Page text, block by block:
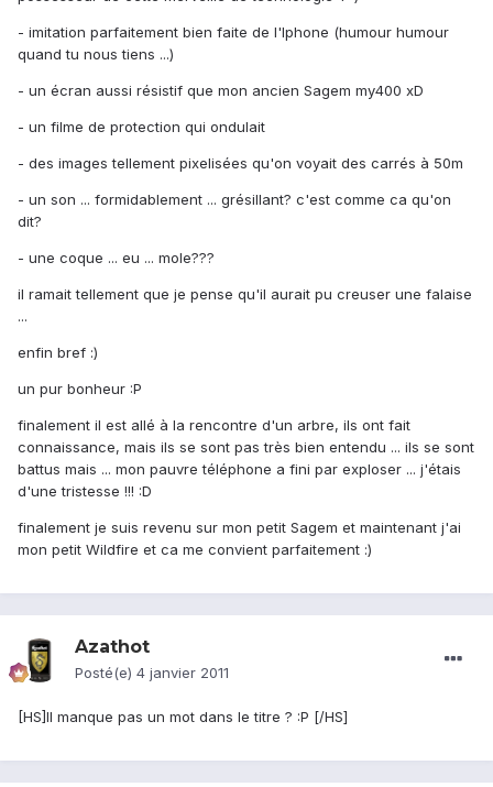
- imitation parfaitement bien faite de l'Iphone (humour humour
quand tu nous tiens ...)
- un écran aussi résistif que mon ancien Sagem my400 xD
- un filme de protection qui ondulait
- des images tellement pixelisées qu'on voyait des carrés à 50m
- un son ... formidablement ... grésillant? c'est comme ca qu'on
dit?
- une coque ... eu ... mole???
il ramait tellement que je pense qu'il aurait pu creuser une falaise
...
enfin bref :)
un pur bonheur :P
finalement il est allé à la rencontre d'un arbre, ils ont fait
connaissance, mais ils se sont pas très bien entendu ... ils se sont
battus mais ... mon pauvre téléphone a fini par exploser ... j'étais
d'une tristesse !!! :D
finalement je suis revenu sur mon petit Sagem et maintenant j'ai
mon petit Wildfire et ca me convient parfaitement :)
Azathot
Posté(e) 4 janvier 2011
[HS]Il manque pas un mot dans le titre ? :P [/HS]